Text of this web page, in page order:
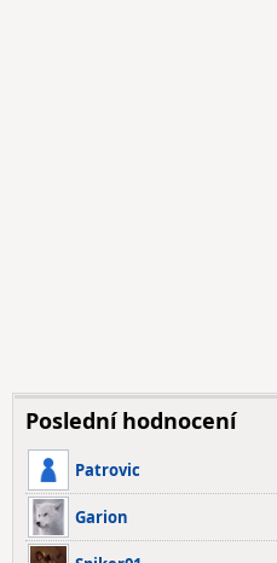
Poslední hodnocení
Patrovic
Garion